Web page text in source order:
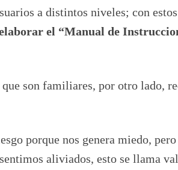
a distintos niveles; con
el “Manual de
son familiares, por otro lado,
porque nos genera miedo,
aliviados, esto se llama